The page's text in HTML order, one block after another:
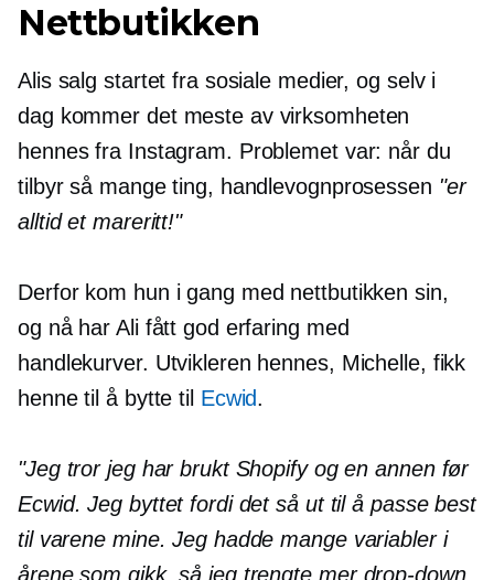
Nettbutikken
Alis salg startet fra sosiale medier, og selv i
dag kommer det meste av virksomheten
hennes fra Instagram. Problemet var: når du
tilbyr så mange ting, handlevognprosessen "er
alltid et mareritt!"
Derfor kom hun i gang med nettbutikken sin,
og nå har Ali fått god erfaring med
handlekurver. Utvikleren hennes, Michelle, fikk
henne til å bytte til Ecwid.
"Jeg tror jeg har brukt Shopify og en annen før
Ecwid. Jeg byttet fordi det så ut til å passe best
til varene mine. Jeg hadde mange variabler i
årene som gikk, så jeg trengte mer drop-down